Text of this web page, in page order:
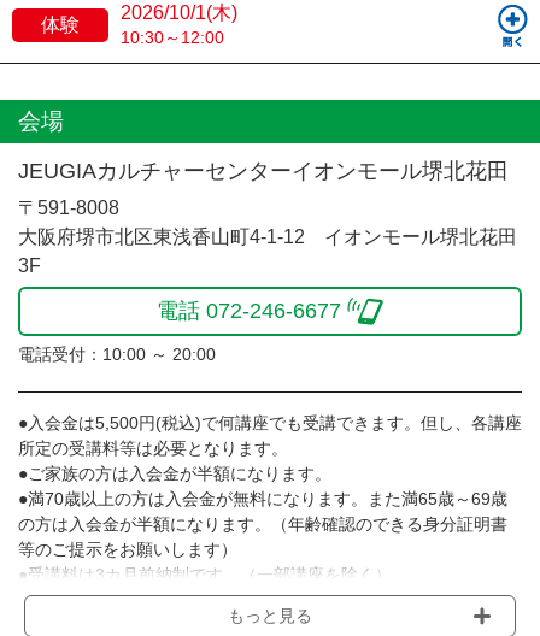
体験
2026/10/1(木)
10:30～12:00
会場
JEUGIAカルチャーセンターイオンモール堺北花田
〒591-8008
大阪府堺市北区東浅香山町4-1-12 イオンモール堺北花田
3F
電話 072-246-6677
電話受付：10:00 ～ 20:00
●入会金は5,500円(税込)で何講座でも受講できます。但し、各講座
所定の受講料等は必要となります。
●ご家族の方は入会金が半額になります。
●満70歳以上の方は入会金が無料になります。また満65歳～69歳
の方は入会金が半額になります。（年齢確認のできる身分証明書
等のご提示をお願いします）
●受講料は3カ月前納制です。（一部講座を除く）
●受講料には運営費として１講座につき月額770円(税込)が含まれ
ております。また一部の講座では別途傷害保険料も含まれており
もっと見る